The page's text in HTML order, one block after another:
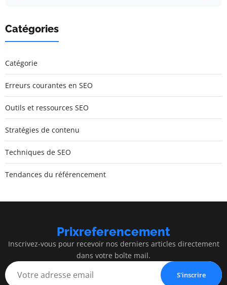
Catégories
Catégorie
Erreurs courantes en SEO
Outils et ressources SEO
Stratégies de contenu
Techniques de SEO
Tendances du référencement
Prixreferencement
Inscrivez-vous pour recevoir nos derniers articles directement
dans votre boîte mail.
S'inscrire